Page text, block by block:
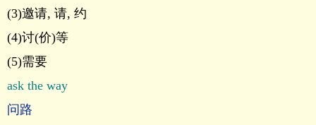
(3)邀请, 请, 约
(4)讨(价)等
(5)需要
ask the way
问路